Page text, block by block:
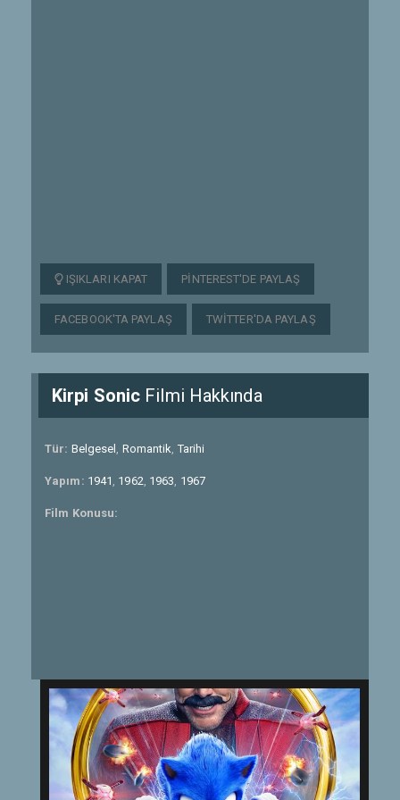
IŞIKLARI KAPAT PINTEREST'DE PAYLAŞ
FACEBOOK'TA PAYLAŞ TWITTER'DA PAYLAŞ
Kirpi Sonic Filmi Hakkında
Tür: Belgesel , Romantik, Tarihi
Yapım: 1941 , 1962, 1963, 1967
Film Konusu: